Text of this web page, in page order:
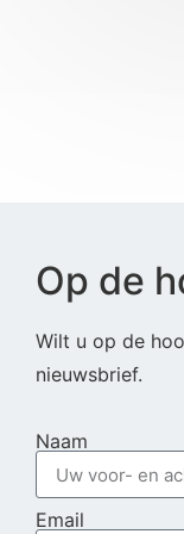
Op de
Wilt u op de
nieuwsbrief.
Naam
Email